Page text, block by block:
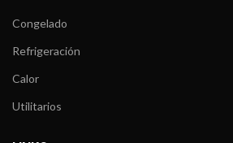
Congelado
Refrigeración
Calor
Utilitarios